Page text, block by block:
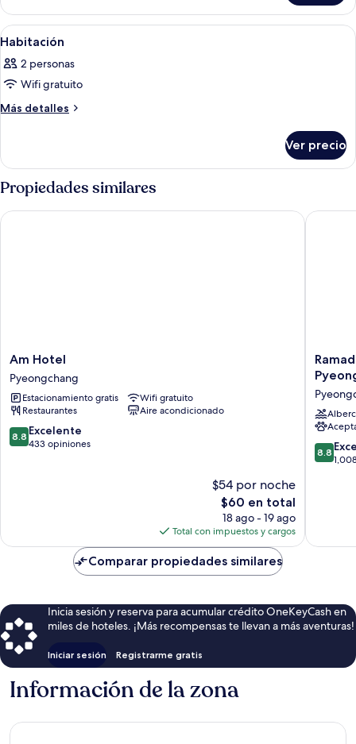
Abrir
todas
las
fotos
de
Habitación de hotel con una cama
7
Habitación
2 personas
Wifi gratuito
Más detalles
Más
Ver precio
Propiedades similares
Am
Hotel
Pyeongchang
Am Hotel
Pyeongchang
Estacionamiento gratis
Wifi gratuito
Restaurantes
Aire acondicionado
8.8
de
8.8 Excelente
433 opiniones
$54 por noche
El
precio
actual
es
de
$60
$60 en total
18 ago - 19 ago
Total con impuestos y cargos
Am Hotel
Ramada
Hotel
Suites
by
8.8
de
8.8
Comparar propiedades similares
Inicia sesión y reserva para acumular crédito OneKeyCash en
miles de hoteles. ¡Más recompensas te llevan a más aventuras!
Iniciar sesión Registrarme gratis
Información de la zona